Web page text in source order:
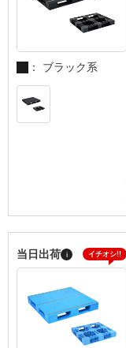
： ブラック系
当日出荷 i イチオシ!!